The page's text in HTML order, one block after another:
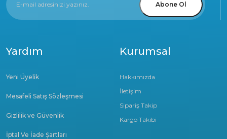
Abone Ol
Kurumsal
Hakkımızda
İletişim
Sipariş Takip
Kargo Takibi
Yardım
Yeni Üyelik
Mesafeli Satış Sözleşmesi
Gizlilik ve Güvenlik
İptal Ve İade Şartları